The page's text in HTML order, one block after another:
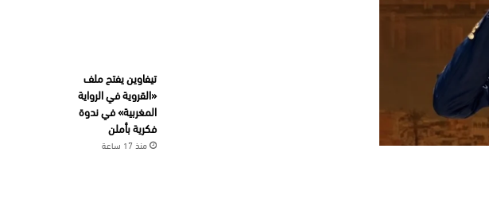
تيفاوين يفتح ملف
«القروية في الرواية
المغربية» في ندوة
فكرية بأملن
منذ 17 ساعة